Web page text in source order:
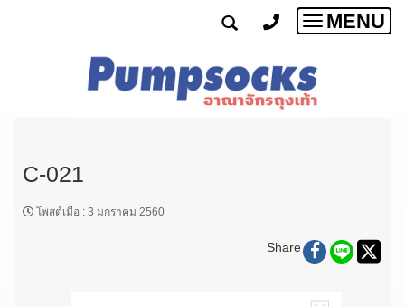
Toggle
MENU
C-021
โพสต์เมื่อ : 3 มกราคม 2560
Share